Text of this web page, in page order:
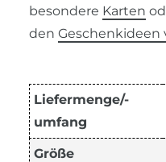
besondere Karten
den Geschenkideen
Liefermenge/-
umfang
Größe